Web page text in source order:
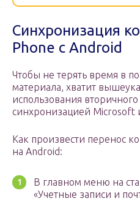
Синхронизация
Phone с Android
Чтобы не терять время в
материала, хватит
использования
синхронизацией Microsoft
Как произвести перенос
на Android:
В главном меню на
«Учетные записи и